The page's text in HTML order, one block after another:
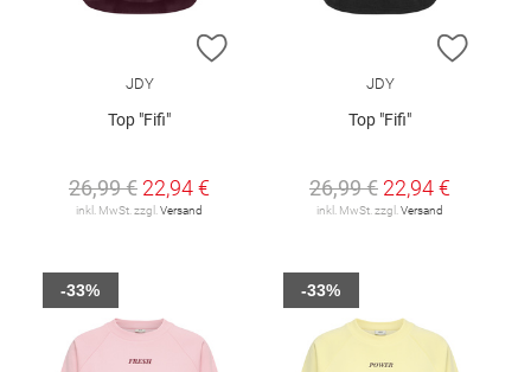
ZUR WUNSCHLISTE HINZUFÜGEN
JDY
Top "Fifi"
26,99 € 22,94 €
inkl. MwSt. zzgl. Versand
ZUR
JDY
Top "Fifi"
26,99 € 22,94 €
inkl. MwSt. zzgl. Versand
-33% -33%